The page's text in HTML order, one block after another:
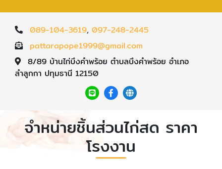
089-104-3619, 097-248-2445
pattarapope1999@gmail.com
8/89 บ้านไก่บึงคำพร้อย ตำบลบึงคำพร้อย อำเภอ
ลำลูกกา ปทุมธานี 12150
จำหน่ายชิ้นส่วนไก่สด ราคา
โรงงาน